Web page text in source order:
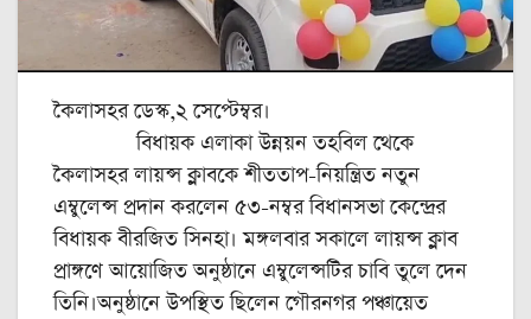
কৈলাসহর ডেস্ক,২ সেপ্টেম্বর।
বিধায়ক এলাকা উন্নয়ন তহবিল থেকে
কৈলাসহর লায়ন্স ক্লাবকে শীততাপ-নিয়ন্ত্রিত নতুন
এম্বুলেন্স প্রদান করলেন ৫৩-নম্বর বিধানসভা কেন্দ্রের
বিধায়ক বীরজিত সিনহা। মঙ্গলবার সকালে লায়ন্স ক্লাব
প্রাঙ্গণে আয়োজিত অনুষ্ঠানে এম্বুলেন্সটির চাবি তুলে দেন
তিনি।অনুষ্ঠানে উপস্থিত ছিলেন গৌরনগর পঞ্চায়েত